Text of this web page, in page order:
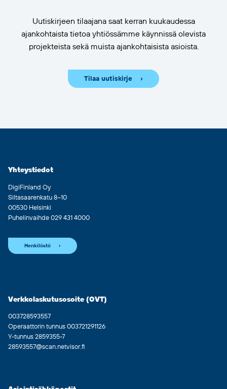
Uutiskirjeen tilaajana saat kerran kuukaudessa
ajankohtaista tietoa yhtiössämme käynnissä olevista
projekteista sekä muista ajankohtaisista asioista.
Tilaa uutiskirje
Yhteystiedot
DigiFinland Oy
Siltasaarenkatu 8–10
00530 Helsinki
Puhelinvaihde 029 431 4000
Henkilöstö
Verkkolaskutusosoite (OVT)
003728593557
Operaattorin tunnus 003721291126
Y-tunnus 2859355-7
28593557@scan.netvisor.fi